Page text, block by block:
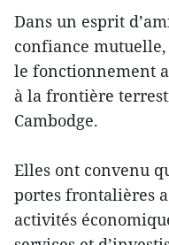
Dans un esprit
confiance
le fonctionnement
à la frontière
Cambodge.
Elles ont convenu
portes frontalières
activités